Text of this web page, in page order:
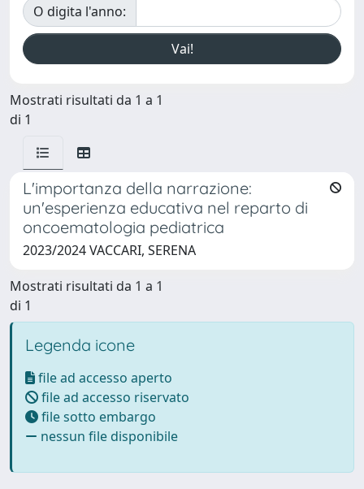
O digita l'anno:
Mostrati risultati da 1 a 1
di 1
L'importanza della narrazione:
un'esperienza educativa nel reparto di
oncoematologia pediatrica
2023/2024 VACCARI, SERENA
Mostrati risultati da 1 a 1
di 1
Legenda icone
file ad accesso aperto
file ad accesso riservato
file sotto embargo
nessun file disponibile